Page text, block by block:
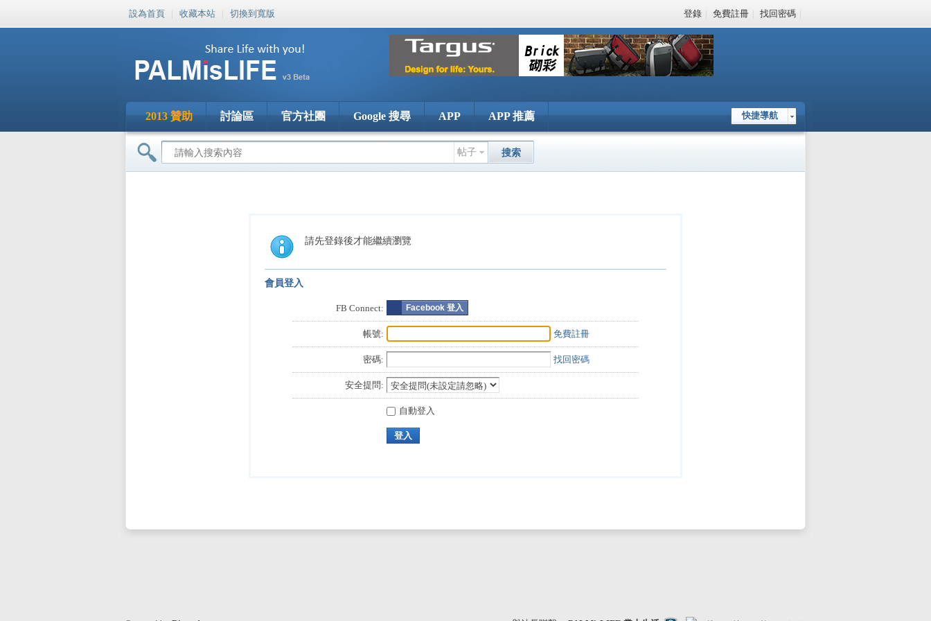
設為首頁 | 收藏本站 | 切換到寬版 登錄 | 免費註冊 | 找回密碼 |
快捷導航
2013 贊助 討論區 官方社團 Google 搜尋 APP APP 推薦
帖子 搜索
請先登錄後才能繼續瀏覽
會員登入
FB Connect: Facebook 登入
帳號: 免費註冊
密碼: 找回密碼
安全提問:
自動登入
登入